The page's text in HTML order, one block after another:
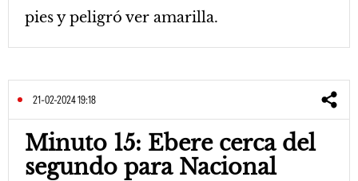
pies y peligró ver amarilla.
21-02-2024 19:18
Minuto 15: Ebere cerca del
segundo para Nacional